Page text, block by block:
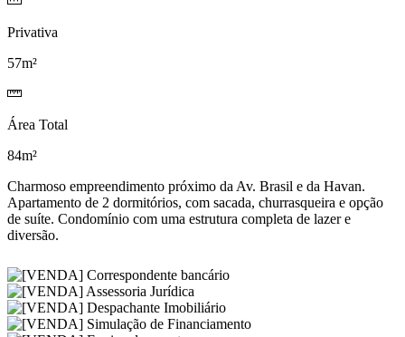
Privativa
57m²
Área Total
84m²
Charmoso empreendimento próximo da Av. Brasil e da Havan.
Apartamento de 2 dormitórios, com sacada, churrasqueira e opção
de suíte. Condomínio com uma estrutura completa de lazer e
diversão.